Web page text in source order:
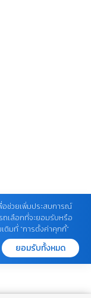
(มหาชน)
อช่วยเพิ่มประสบการณ์
ถเลือกที่จะยอมรับหรือ
ติมที่ “การตั้งค่าคุกกี้”
ยอมรับทั้งหมด